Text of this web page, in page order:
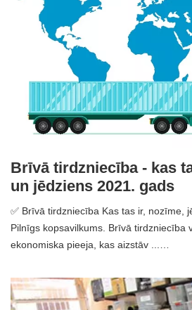
Brīvā tirdzniecība - kas
un jēdziens 2021. gads
✅ Brīvā tirdzniecība Kas tas ir, nozīme,
Pilnīgs kopsavilkums. Brīvā tirdzniecība
ekonomiska pieeja, kas aizstāv ...…